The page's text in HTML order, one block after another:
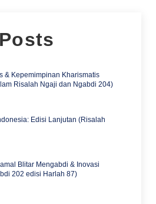
& Kepemimpinan Kharismatis
Risalah Ngaji dan Ngabdi 204)
Edisi Lanjutan (Risalah
Blitar Mengabdi & Inovasi
202 edisi Harlah 87)